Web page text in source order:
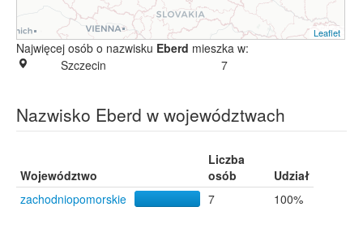
Leaflet
Najwięcej osób o nazwisku Eberd mieszka w:
Szczecin
7
Nazwisko Eberd w województwach
Województwo
Liczba
osób
Udział
zachodniopomorskie
7 100%